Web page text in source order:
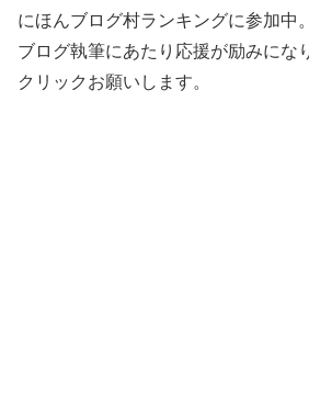
にほんブログ村ランキングに参加中。
ブログ執筆にあたり応援が励みにな
クリックお願いします。